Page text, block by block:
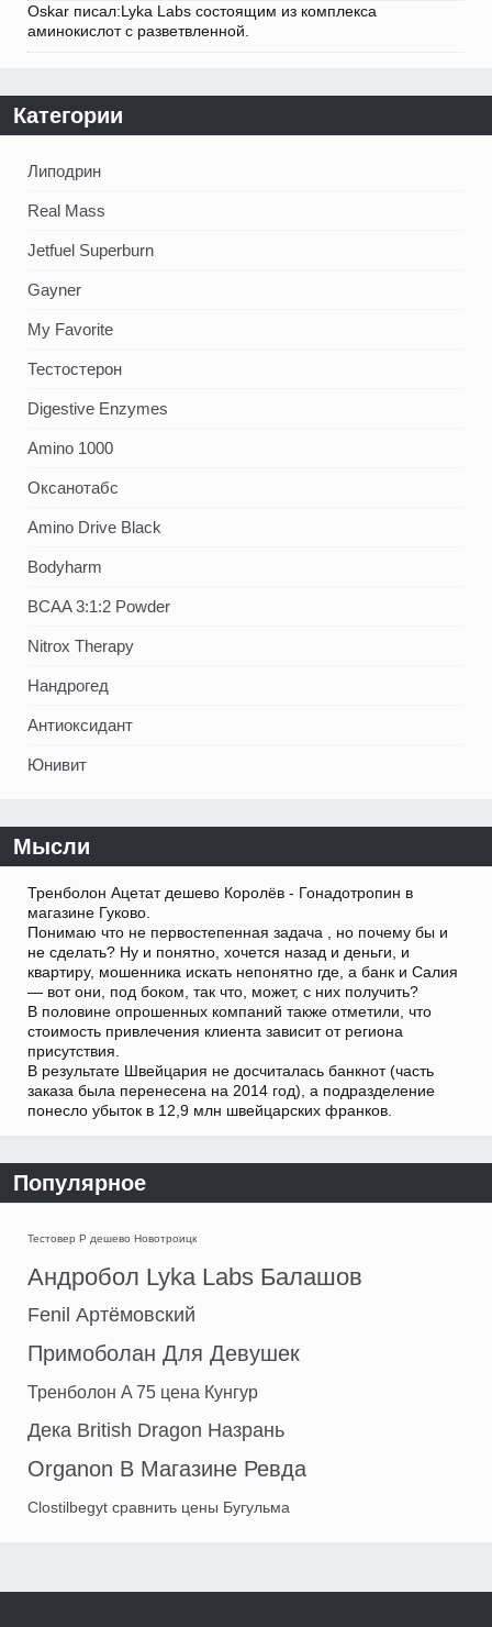
Oskar писал:Lyka Labs состоящим из комплекса
аминокислот с разветвленной.
Категории
Липодрин
Real Mass
Jetfuel Superburn
Gayner
My Favorite
Тестостерон
Digestive Enzymes
Amino 1000
Оксанотабс
Amino Drive Black
Bodyharm
BCAA 3:1:2 Powder
Nitrox Therapy
Нандрогед
Антиоксидант
Юнивит
Мысли
Тренболон Ацетат дешево Королёв - Гонадотропин в
магазине Гуково.
Понимаю что не первостепенная задача , но почему бы и
не сделать? Ну и понятно, хочется назад и деньги, и
квартиру, мошенника искать непонятно где, а банк и Салия
— вот они, под боком, так что, может, с них получить?
В половине опрошенных компаний также отметили, что
стоимость привлечения клиента зависит от региона
присутствия.
В результате Швейцария не досчиталась банкнот (часть
заказа была перенесена на 2014 год), а подразделение
понесло убыток в 12,9 млн швейцарских франков.
Популярное
Тестовер P дешево Новотроицк
Андробол Lyka Labs Балашов
Fenil Артёмовский
Примоболан Для Девушек
Тренболон A 75 цена Кунгур
Дека British Dragon Назрань
Organon В Магазине Ревда
Clostilbegyt сравнить цены Бугульма